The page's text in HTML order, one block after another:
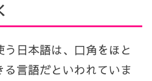
日本語は、口角をほと
言語だといわれていま